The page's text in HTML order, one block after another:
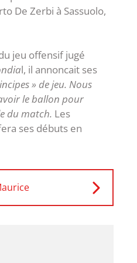
De Zerbi à Sassuolo,
jeu offensif jugé
l, il annoncait ses
» de jeu. Nous
le ballon pour
du match. Les
ses débuts en